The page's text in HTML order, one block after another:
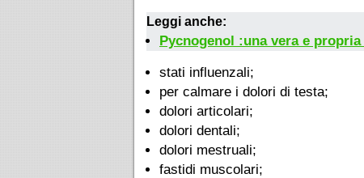
Leggi anche:
Pycnogenol :una vera e
stati influenzali;
per calmare i dolori di testa;
dolori articolari;
dolori dentali;
dolori mestruali;
fastidi muscolari;